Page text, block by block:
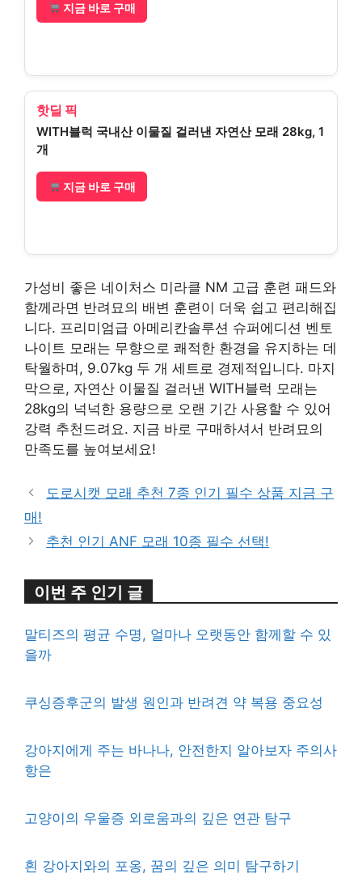
지금 바로 구매
핫딜 픽
WITH블럭 국내산 이물질 걸러낸 자연산 모래 28kg, 1
개
지금 바로 구매
가성비 좋은 네이처스 미라클 NM 고급 훈련 패드와
함께라면 반려묘의 배변 훈련이 더욱 쉽고 편리해집
니다. 프리미엄급 아메리칸솔루션 슈퍼에디션 벤토
나이트 모래는 무향으로 쾌적한 환경을 유지하는 데
탁월하며, 9.07kg 두 개 세트로 경제적입니다. 마지
막으로, 자연산 이물질 걸러낸 WITH블럭 모래는
28kg의 넉넉한 용량으로 오랜 기간 사용할 수 있어
강력 추천드려요. 지금 바로 구매하셔서 반려묘의
만족도를 높여보세요!
도로시캣 모래 추천 7종 인기 필수 상품 지금 구
매!
추천 인기 ANF 모래 10종 필수 선택!
이번 주 인기 글
말티즈의 평균 수명, 얼마나 오랫동안 함께할 수 있
을까
쿠싱증후군의 발생 원인과 반려견 약 복용 중요성
강아지에게 주는 바나나, 안전한지 알아보자 주의사
항은
고양이의 우울증 외로움과의 깊은 연관 탐구
흰 강아지와의 포옹, 꿈의 깊은 의미 탐구하기